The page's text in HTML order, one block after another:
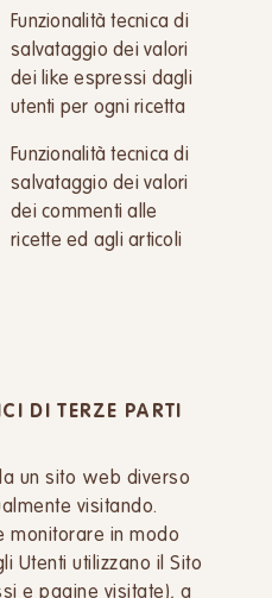
Funzionalità tecnica di
salvataggio dei valori
dei like espressi dagli
utenti per ogni ricetta
Funzionalità tecnica di
salvataggio dei valori
dei commenti alle
ricette ed agli articoli
DI TERZE PARTI
un sito web diverso
visitando.
monitorare in modo
Utenti utilizzano il Sito
e pagine visitate), a